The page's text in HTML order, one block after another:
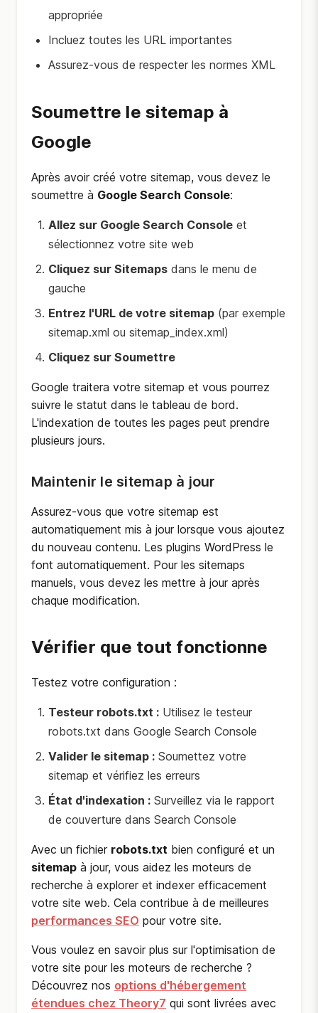
appropriée
Incluez toutes les URL importantes
Assurez-vous de respecter les normes XML
Soumettre le sitemap à
Google
Après avoir créé votre sitemap, vous devez le
soumettre à Google Search Console:
Allez sur Google Search Console et
sélectionnez votre site web
Cliquez sur Sitemaps dans le menu de
gauche
Entrez l'URL de votre sitemap (par exemple
sitemap.xml ou sitemap_index.xml)
Cliquez sur Soumettre
Google traitera votre sitemap et vous pourrez
suivre le statut dans le tableau de bord.
L'indexation de toutes les pages peut prendre
plusieurs jours.
Maintenir le sitemap à jour
Assurez-vous que votre sitemap est
automatiquement mis à jour lorsque vous ajoutez
du nouveau contenu. Les plugins WordPress le
font automatiquement. Pour les sitemaps
manuels, vous devez les mettre à jour après
chaque modification.
Vérifier que tout fonctionne
Testez votre configuration :
Testeur robots.txt : Utilisez le testeur
robots.txt dans Google Search Console
Valider le sitemap : Soumettez votre
sitemap et vérifiez les erreurs
État d'indexation : Surveillez via le rapport
de couverture dans Search Console
Avec un fichier robots.txt bien configuré et un
sitemap à jour, vous aidez les moteurs de
recherche à explorer et indexer efficacement
votre site web. Cela contribue à de meilleures
performances SEO pour votre site.
Vous voulez en savoir plus sur l'optimisation de
votre site pour les moteurs de recherche ?
Découvrez nos options d'hébergement
étendues chez Theory7 qui sont livrées avec